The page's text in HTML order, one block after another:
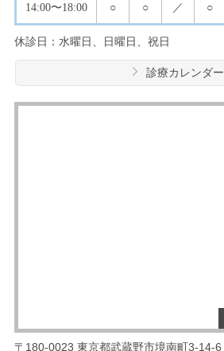
14:00〜18:00 ○ ○ ／ ○
休診日：水曜日、日曜日、祝日
診療カレンダー
〒180-0023 東京都武蔵野市境南町3-14-6